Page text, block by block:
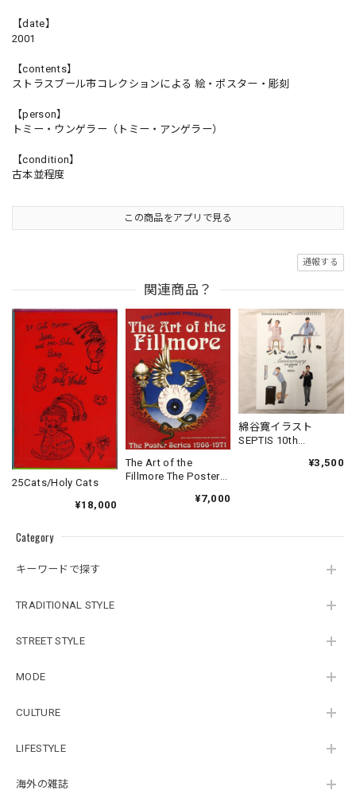
Category
キーワードで探す
TRADITIONAL STYLE
STREET STYLE
MODE
CULTURE
LIFESTYLE
海外の雑誌
【date】
2001
【contents】
ストラスブール市コレクションによる 絵・ポスター・彫刻
【person】
トミー・ウンゲラー（トミー・アンゲラー）
【condition】
古本並程度
この商品をアプリで見る
通報する
関連商品？
25Cats/Holy Cats
¥18,000
The Art of the
Fillmore The Poster
¥7,000
綿谷寛イラスト
SEPTIS 10th
¥3,500